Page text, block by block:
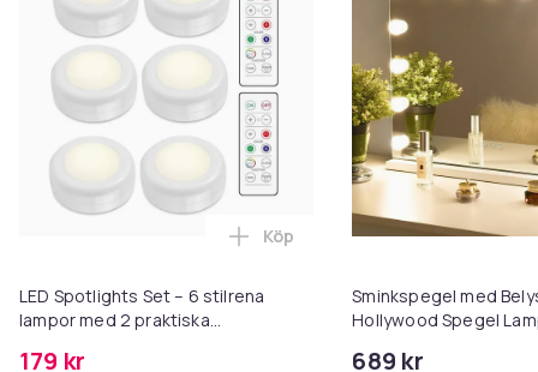
LED Spotlights Set – 6 stilrena
lampor med 2 praktiska
179 kr
Lägg till LED Spotlights Set –
Köp
Sminkspegel med
Hollywood Spegel
689 kr